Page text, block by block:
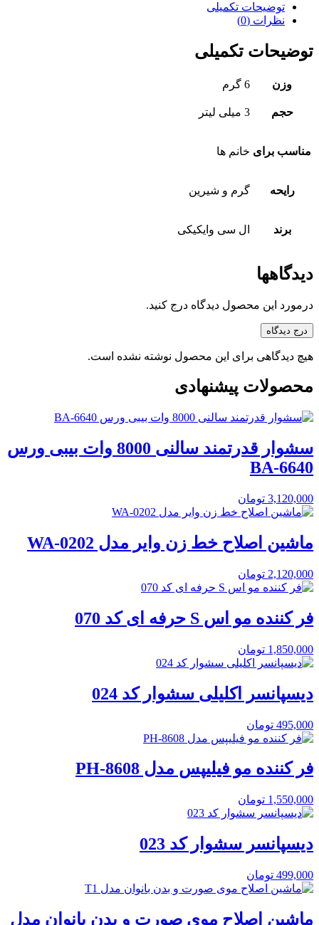
توضیحات تکمیلی
نظرات (0)
توضیحات تکمیلی
وزن 6 گرم
حجم 3 میلی لیتر
مناسب برای خانم ها
رایحه گرم و شیرین
برند ال سی وایکیکی
دیدگاهها
درمورد این محصول دیدگاه درج کنید.
درج دیدگاه
هیچ دیدگاهی برای این محصول نوشته نشده است.
محصولات پیشنهادی
سشوار قدرتمند سالنی 8000 وات بیبی ورس
BA-6640
3,120,000 تومان
ماشین اصلاح خط زن وایر مدل WA-0202
2,120,000 تومان
فر کننده مو اس S حرفه ای کد 070
1,850,000 تومان
دیسپانسر اکلیلی سشوار کد 024
495,000 تومان
فر کننده مو فیلیپس مدل PH-8608
1,550,000 تومان
دیسپانسر سشوار کد 023
499,000 تومان
ماشین اصلاح موی صورت و بدن بانوان مدل